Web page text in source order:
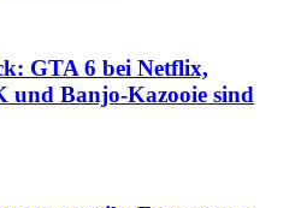
GTA 6 bei Netflix,
und Banjo-Kazooie sind